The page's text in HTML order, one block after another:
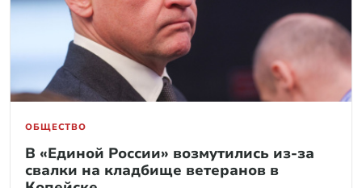
ОБЩЕСТВО
В «Единой России» возмутились из-за
свалки на кладбище ветеранов в